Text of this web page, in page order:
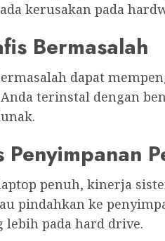
kerusakan pada
Bermasalah
dapat
terinstal dengan
penuh, kinerja
pindahkan ke
pada hard drive.